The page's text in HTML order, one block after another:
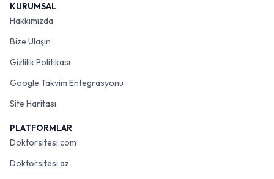
KURUMSAL
Hakkımızda
Bize Ulaşın
Gizlilik Politikası
Google Takvim Entegrasyonu
Site Haritası
PLATFORMLAR
Doktorsitesi.com
Doktorsitesi.az